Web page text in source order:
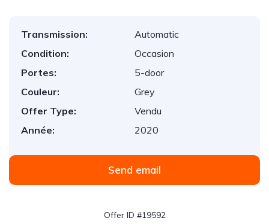
Transmission:
Automatic
Condition:
Occasion
Portes:
5-door
Couleur:
Grey
Offer Type:
Vendu
Année:
2020
Send email
Offer ID #19592